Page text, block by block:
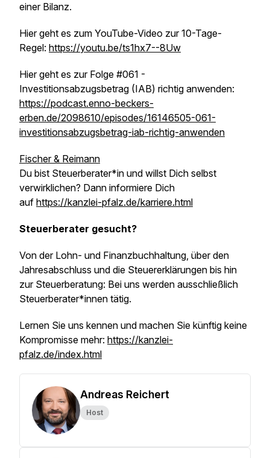
einer Bilanz.
Hier geht es zum YouTube-Video zur 10-Tage-
Regel: https://youtu.be/ts1hx7--8Uw
Hier geht es zur Folge #061 -
Investitionsabzugsbetrag (IAB) richtig anwenden:
https://podcast.enno-beckers-
erben.de/2098610/episodes/16146505-061-
investitionsabzugsbetrag-iab-richtig-anwenden
Fischer & Reimann
Du bist Steuerberater*in und willst Dich selbst
verwirklichen? Dann informiere Dich
auf https://kanzlei-pfalz.de/karriere.html
Steuerberater gesucht?
Von der Lohn- und Finanzbuchhaltung, über den
Jahresabschluss und die Steuererklärungen bis hin
zur Steuerberatung: Bei uns werden ausschließlich
Steuerberater*innen tätig.
Lernen Sie uns kennen und machen Sie künftig keine
Kompromisse mehr: https://kanzlei-
pfalz.de/index.html
Andreas Reichert
Host